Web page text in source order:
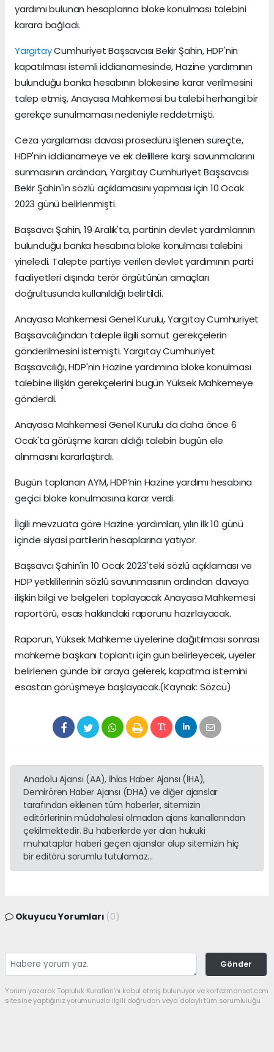
yardımı bulunan hesaplarına bloke konulması talebini
karara bağladı.
YargıtayCumhuriyet Başsavcısı Bekir Şahin, HDP'nin
kapatılması istemli iddianamesinde, Hazine yardımının
bulunduğu banka hesabının blokesine karar verilmesini
talep etmiş, Anayasa Mahkemesi bu talebi herhangi bir
gerekçe sunulmaması nedeniyle reddetmişti.
Ceza yargılaması davası prosedürü işlenen süreçte,
HDP'nin iddianameye ve ek delillere karşı savunmalarını
sunmasının ardından, Yargıtay Cumhuriyet Başsavcısı
Bekir Şahin'in sözlü açıklamasını yapması için 10 Ocak
2023 günü belirlenmişti.
Başsavcı Şahin, 19 Aralık'ta, partinin devlet yardımlarının
bulunduğu banka hesabına bloke konulması talebini
yineledi. Talepte partiye verilen devlet yardımının parti
faaliyetleri dışında terör örgütünün amaçları
doğrultusunda kullanıldığı belirtildi.
Anayasa Mahkemesi Genel Kurulu, Yargıtay Cumhuriyet
Başsavcılığından taleple ilgili somut gerekçelerin
gönderilmesini istemişti. Yargıtay Cumhuriyet
Başsavcılığı, HDP'nin Hazine yardımına bloke konulması
talebine ilişkin gerekçelerini bugün Yüksek Mahkemeye
gönderdi.
Anayasa Mahkemesi Genel Kurulu da daha önce 6
Ocak'ta görüşme kararı aldığı talebin bugün ele
alınmasını kararlaştırdı.
Bugün toplanan AYM, HDP’nin Hazine yardımı hesabına
geçici bloke konulmasına karar verdi.
İlgili mevzuata göre Hazine yardımları, yılın ilk 10 günü
içinde siyasi partilerin hesaplarına yatıyor.
Başsavcı Şahin'in 10 Ocak 2023'teki sözlü açıklaması ve
HDP yetkililerinin sözlü savunmasının ardından davaya
ilişkin bilgi ve belgeleri toplayacak Anayasa Mahkemesi
raportörü, esas hakkındaki raporunu hazırlayacak.
Raporun, Yüksek Mahkeme üyelerine dağıtılması sonrası
mahkeme başkanı toplantı için gün belirleyecek, üyeler
belirlenen günde bir araya gelerek, kapatma istemini
esastan görüşmeye başlayacak.(Kaynak: Sözcü)
Anadolu Ajansı (AA), İhlas Haber Ajansı (İHA),
Demirören Haber Ajansı (DHA) ve diğer ajanslar
tarafından eklenen tüm haberler, sitemizin
editörlerinin müdahalesi olmadan ajans kanallarından
çekilmektedir. Bu haberlerde yer alan hukuki
muhataplar haberi geçen ajanslar olup sitemizin hiç
bir editörü sorumlu tutulamaz...
Okuyucu Yorumları (0)
Gönder
Yorum yazarak Topluluk Kuralları’nı kabul etmiş bulunuyor ve korfezmanset.com
sitesine yaptığınız yorumunuzla ilgili doğrudan veya dolaylı tüm sorumluluğu